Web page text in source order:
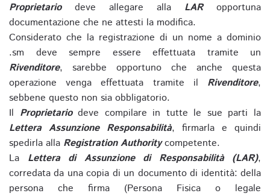
Proprietariodeve allegare alla LARopportuna
documentazione che ne attesti la modifica.
Considerato che la registrazione di un nome a dominio
.sm deve sempre essere effettuata tramite un
Rivenditore, sarebbe opportuno che anche questa
operazione venga effettuata tramite il Rivenditore,
sebbene questo non sia obbligatorio.
Il Proprietariodeve compilare in tutte le sue parti la
Lettera Assunzione Responsabilità, firmarla e quindi
spedirla alla Registration Authoritycompetente.
La Lettera di Assunzione di Responsabilità (LAR),
corredata da una copia di un documento di identità: della
persona che firma (Persona Fisica o legale